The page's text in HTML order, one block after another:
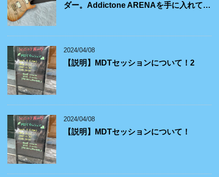
ダー。Addictone ARENAを手に入れて…
2024/04/08
【説明】MDTセッションについて！2
2024/04/08
【説明】MDTセッションについて！